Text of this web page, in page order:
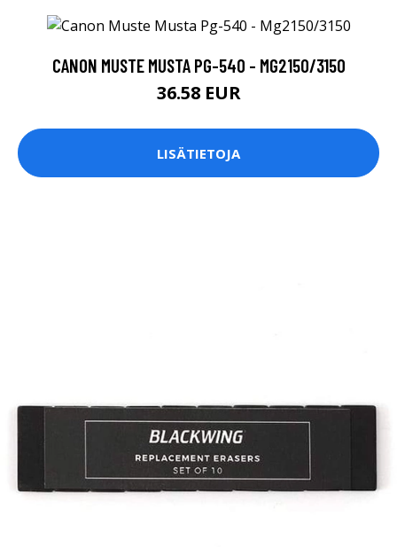
CANON MUSTE MUSTA PG-540 - MG2150/3150
36.58 EUR
LISÄTIETOJA